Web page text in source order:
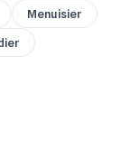
Menuisier